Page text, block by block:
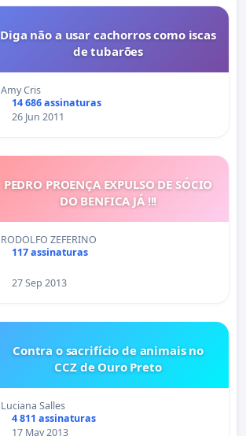
Diga não a usar cachorros como iscas
de tubarões
Amy Cris
14 686 assinaturas
26 Jun 2011
PEDRO PROENÇA EXPULSO DE SÓCIO
DO BENFICA JÁ !!!
RODOLFO ZEFERINO
117 assinaturas
27 Sep 2013
Contra o sacrifício de animais no
CCZ de Ouro Preto
Luciana Salles
4 811 assinaturas
17 May 2013